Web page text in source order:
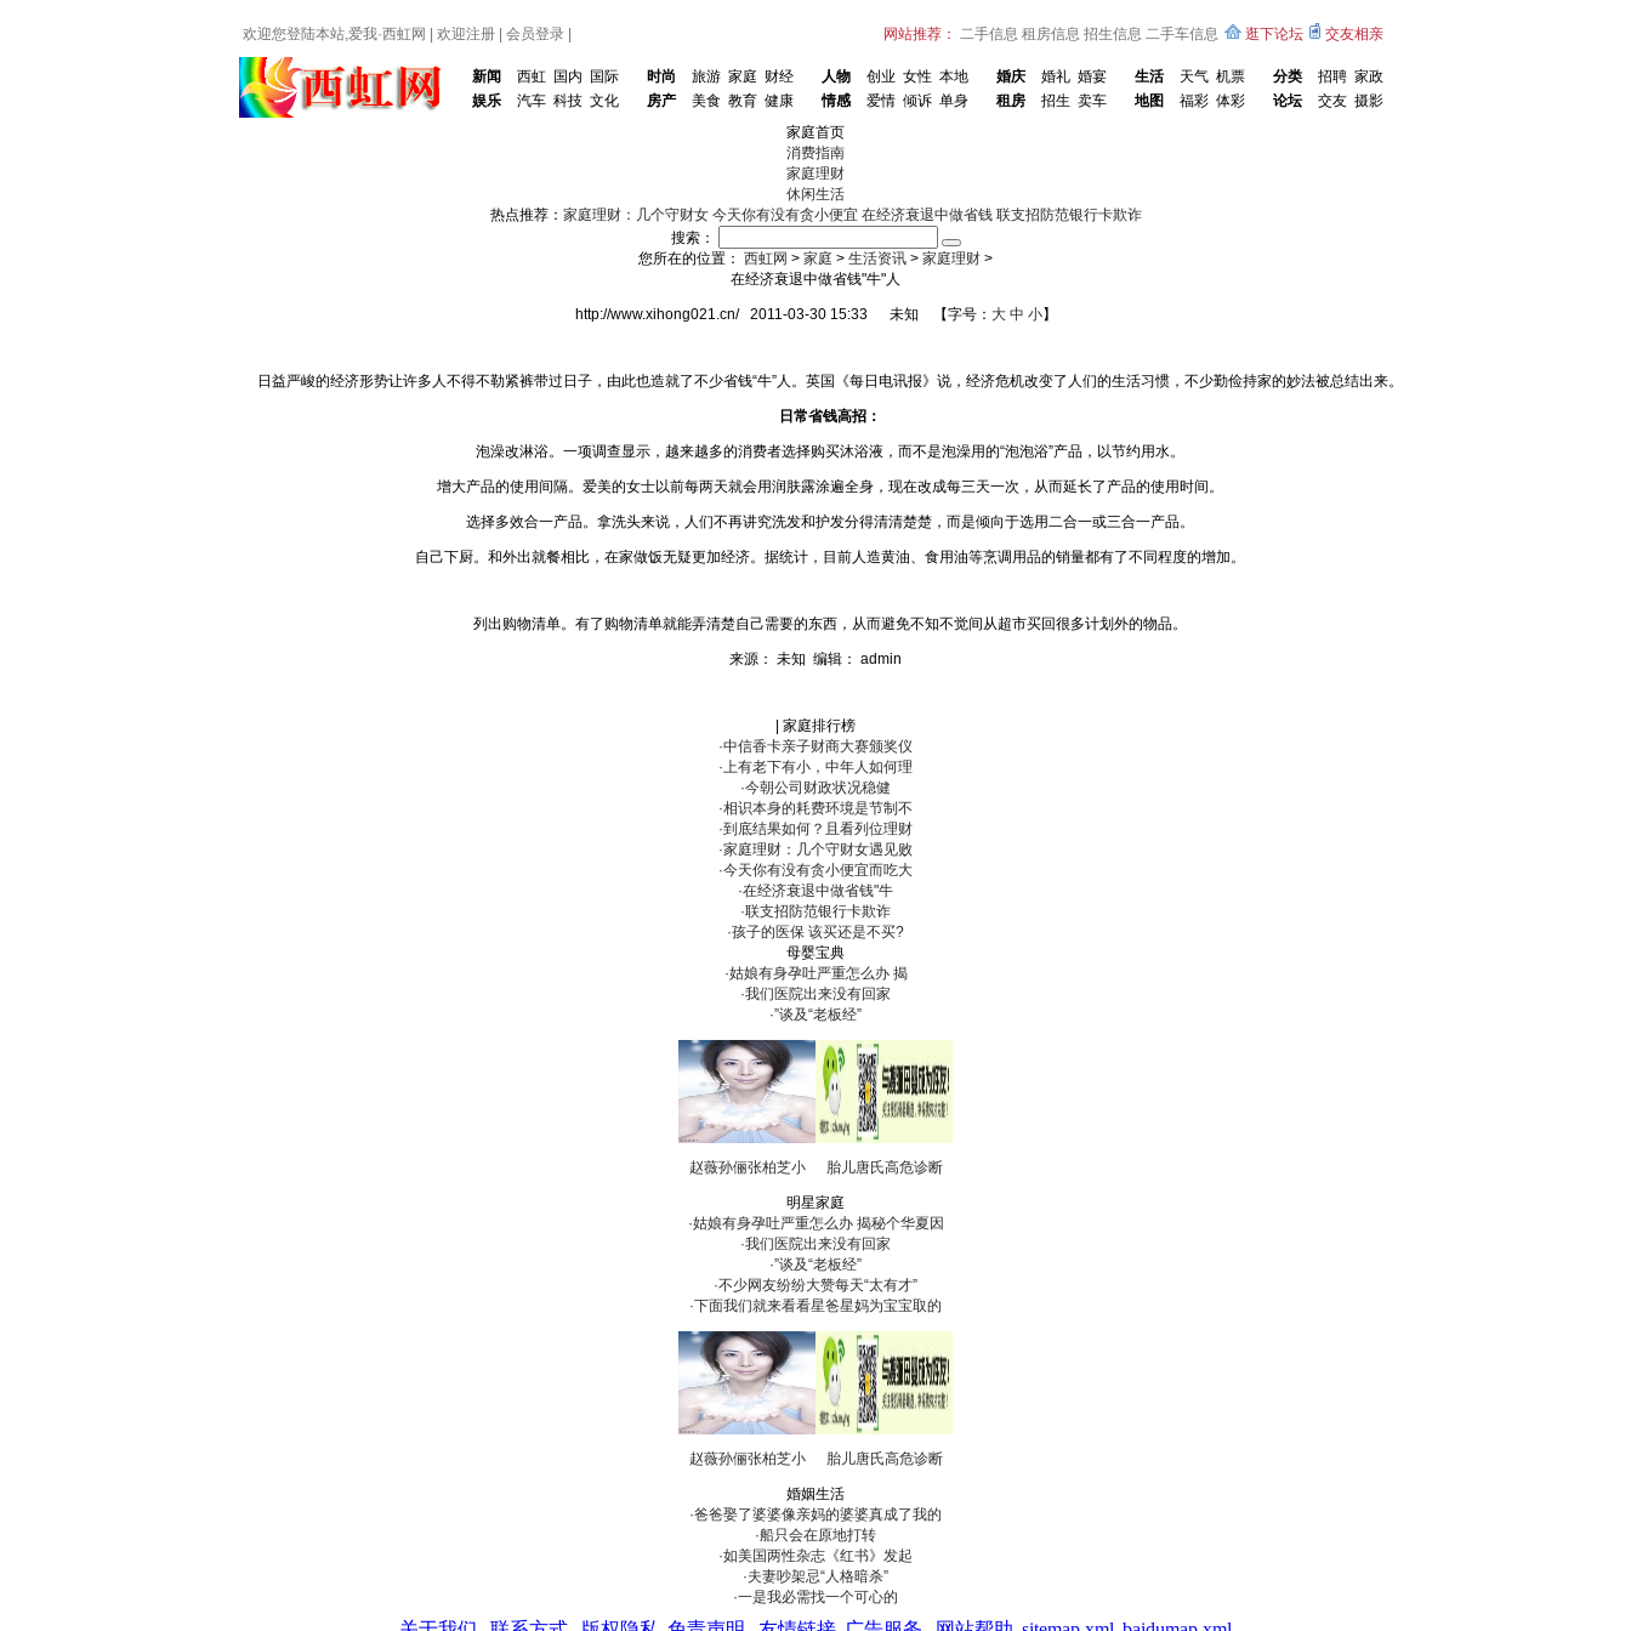
欢迎您登陆本站,爱我·西虹网 欢迎注册 会员登录 网站推荐： 二手信息 租房信息 招生信息 二手车信息 逛下论坛 交友相亲
新闻 西虹 国内
国际
娱乐
汽车 科技 文化
时尚 旅游 家庭 财经
房产
美食 教育 健康
人物 创业 女性 本地
情感
爱情 倾诉 单身
婚庆 婚礼 婚宴
租房
招生 卖车
生活 天气 机票
地图
福彩 体彩
分类 招聘 家政
论坛
交友 摄影
家庭首页
消费指南
家庭理财
休闲生活
热点推荐： 家庭理财：几个守财女 今天你有没有贪小便宜 在经济衰退中做省钱 联支招防范银行卡欺诈
搜索：
您所在的位置： 西虹网 > 家庭 > 生活资讯 > 家庭理财 >
在经济衰退中做省钱"牛"人
http://www.xihong021.cn/ 2011-03-30 15:33 未知 【字号： 大 中 小】
日益严峻的经济形势让许多人不得不勒紧裤带过日子，由此也造就了不少省钱“牛”人。英国《每日电讯报》说，经济危机改变了人们的生活习惯，不少勤俭持家的妙法被总结出来。
日常省钱高招：
泡澡改淋浴。一项调查显示，越来越多的消费者选择购买沐浴液，而不是泡澡用的“泡泡浴”产品，以节约用水。
增大产品的使用间隔。爱美的女士以前每两天就会用润肤露涂遍全身，现在改成每三天一次，从而延长了产品的使用时间。
选择多效合一产品。拿洗头来说，人们不再讲究洗发和护发分得清清楚楚，而是倾向于选用二合一或三合一产品。
自己下厨。和外出就餐相比，在家做饭无疑更加经济。据统计，目前人造黄油、食用油等烹调用品的销量都有了不同程度的增加。
列出购物清单。有了购物清单就能弄清楚自己需要的东西，从而避免不知不觉间从超市买回很多计划外的物品。
来源： 未知 编辑： admin
| 家庭排行榜
·中信香卡亲子财商大赛颁奖仪
·上有老下有小，中年人如何理
·今朝公司财政状况稳健
·相识本身的耗费环境是节制不
·到底结果如何？且看列位理财
·家庭理财：几个守财女遇见败
·今天你有没有贪小便宜而吃大
·在经济衰退中做省钱"牛
·联支招防范银行卡欺诈
·孩子的医保 该买还是不买?
母婴宝典
·姑娘有身孕吐严重怎么办 揭
·我们医院出来没有回家
·”谈及“老板经”
赵薇孙俪张柏芝小 胎儿唐氏高危诊断
明星家庭
·姑娘有身孕吐严重怎么办 揭秘个华夏因
·我们医院出来没有回家
·”谈及“老板经”
·不少网友纷纷大赞每天“太有才”
·下面我们就来看看星爸星妈为宝宝取的
赵薇孙俪张柏芝小 胎儿唐氏高危诊断
婚姻生活
·爸爸娶了婆婆像亲妈的婆婆真成了我的
·船只会在原地打转
·如美国两性杂志《红书》发起
·夫妻吵架忌“人格暗杀”
·一是我必需找一个可心的